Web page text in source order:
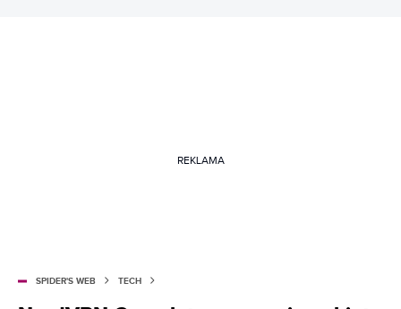
REKLAMA
SPIDER'S WEB TECH